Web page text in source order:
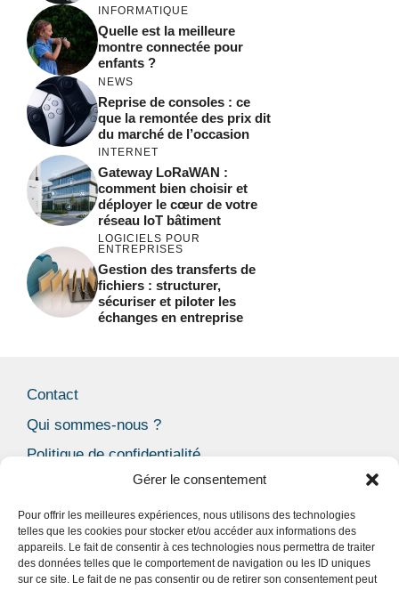
Gérer le consentement
Pour offrir les meilleures expériences, nous utilisons des technologies
telles que les cookies pour stocker et/ou accéder aux informations des
appareils. Le fait de consentir à ces technologies nous permettra de traiter
des données telles que le comportement de navigation ou les ID uniques
sur ce site. Le fait de ne pas consentir ou de retirer son consentement peut
:
INFORMATIQUE
Quelle est la meilleure
montre connectée pour
enfants ?
NEWS
Reprise de consoles : ce
que la remontée des prix dit
du marché de l’occasion
INTERNET
Gateway LoRaWAN :
comment bien choisir et
déployer le cœur de votre
réseau IoT bâtiment
LOGICIELS POUR
ENTREPRISES
Gestion des transferts de
fichiers : structurer,
sécuriser et piloter les
échanges en entreprise
Contact
Qui sommes-nous ?
Politique de confidentialité
Mentions Légales
CGU
Politique de cookies (UE)
Blog